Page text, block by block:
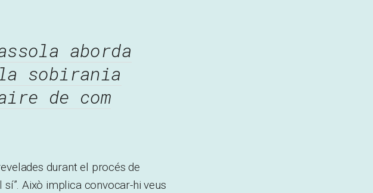
aborda
sobirania
de com
durant el procés de
Això implica convocar-hi veus